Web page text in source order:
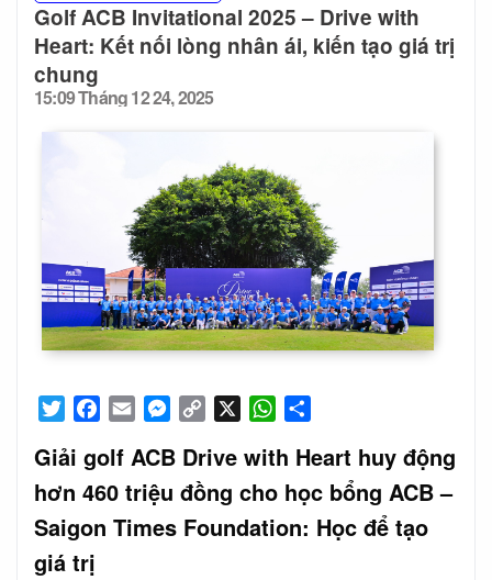
TwitterFacebook
Email Messenger
Copy
WhatsApp
Giải golf ACB Drive with Heart huy động
hơn 460 triệu đồng cho học bổng ACB –
Saigon Times Foundation: Học để tạo
giá trị
Golf ACB Invitational 2025 – Drive with
Heart: Kết nối lòng nhân ái, kiến tạo giá trị
chung
Posted
on
15:09 Tháng 12 24, 2025